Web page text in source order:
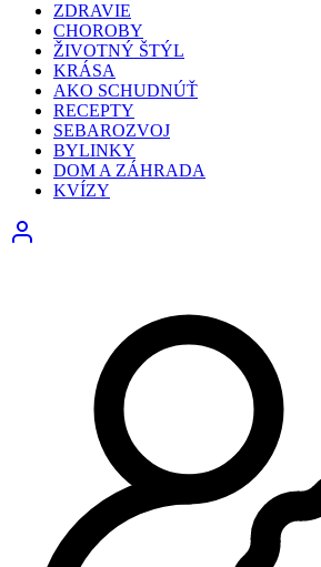
ZDRAVIE
CHOROBY
ŽIVOTNÝ ŠTÝL
KRÁSA
AKO SCHUDNÚŤ
RECEPTY
SEBAROZVOJ
BYLINKY
DOM A ZÁHRADA
KVÍZY